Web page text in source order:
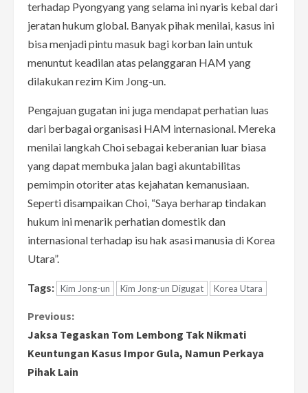
terhadap Pyongyang yang selama ini nyaris kebal dari
jeratan hukum global. Banyak pihak menilai, kasus ini
bisa menjadi pintu masuk bagi korban lain untuk
menuntut keadilan atas pelanggaran HAM yang
dilakukan rezim Kim Jong-un.
Pengajuan gugatan ini juga mendapat perhatian luas
dari berbagai organisasi HAM internasional. Mereka
menilai langkah Choi sebagai keberanian luar biasa
yang dapat membuka jalan bagi akuntabilitas
pemimpin otoriter atas kejahatan kemanusiaan.
Seperti disampaikan Choi, “Saya berharap tindakan
hukum ini menarik perhatian domestik dan
internasional terhadap isu hak asasi manusia di Korea
Utara”.
Tags: Kim Jong-un Kim Jong-un Digugat Korea Utara
C
o
n
Previous:
Jaksa Tegaskan Tom Lembong Tak Nikmati
Keuntungan Kasus Impor Gula, Namun Perkaya
Pihak Lain